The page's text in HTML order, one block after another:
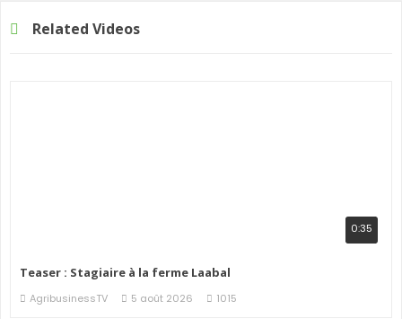
Related Videos
0:35
Teaser : Stagiaire à la ferme Laabal
AgribusinessTV 5 août 2026 1015